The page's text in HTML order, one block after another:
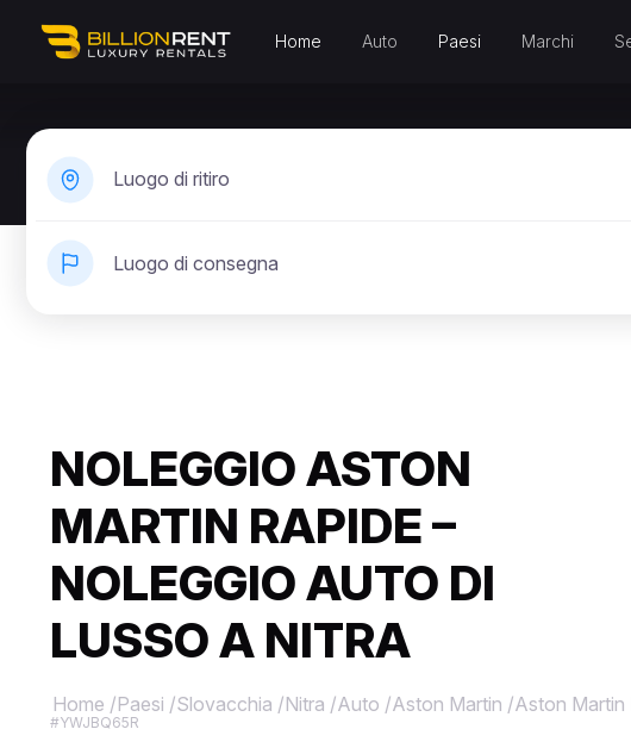
Home Auto Paesi Marchi
Luogo di ritiro
Luogo di consegna
NOLEGGIO ASTON
MARTIN RAPIDE –
NOLEGGIO AUTO DI
LUSSO A NITRA
Home /Paesi /Slovacchia /Nitra /Auto /Aston Martin /Aston Martin
#YWJBQ65R